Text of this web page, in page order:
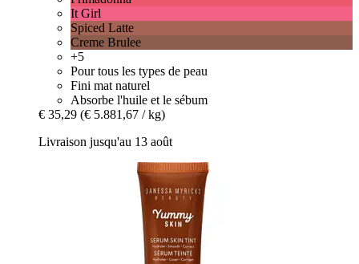
It Girl
Spiced Latte
Creme Brulee
+5
Pour tous les types de peau
Fini mat naturel
Absorbe l'huile et le sébum
€ 35,29 (€ 5.881,67 / kg)
Livraison jusqu'au 13 août